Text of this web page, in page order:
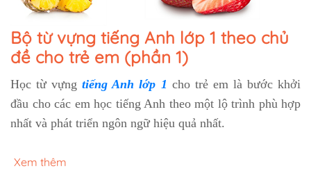
Bộ từ vựng tiếng Anh lớp 1 theo chủ
đề cho trẻ em (phần 1)
Học từ vựngtiếng Anh lớp 1 cho trẻ em là bước khởi
đầu cho các em học tiếng Anh theo một lộ trình phù hợp
nhất và phát triển ngôn ngữ hiệu quả nhất.
Xem thêm